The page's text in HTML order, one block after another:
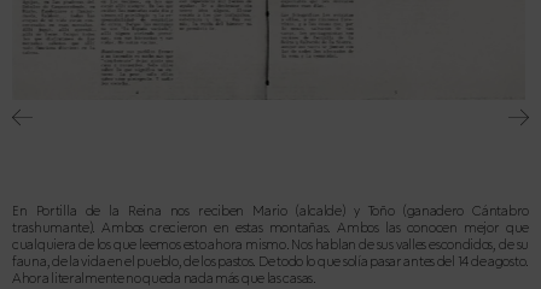
En Portilla de la Reina nos reciben Mario (alcalde) y Toño (ganadero Cántabro
trashumante). Ambos crecieron en estas montañas. Ambos las conocen mejor que
cualquiera de los que leemos esto ahora mismo. Nos hablan de sus valles escondidos, de su
fauna, de la vida en el pueblo, de los pastos. De todo lo que solía pasar antes del 14 de agosto.
Ahora literalmente no queda nada más que las casas.